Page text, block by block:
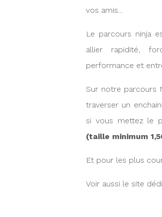
vos amis...
Le parcours ninja
allier rapidité,
performance et
Sur notre parcours
traverser un
si vous mettez le
(taille minimum
Et pour les plus
Voir aussi le site